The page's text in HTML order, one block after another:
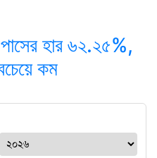
হার ৬২.২৫%,
কম